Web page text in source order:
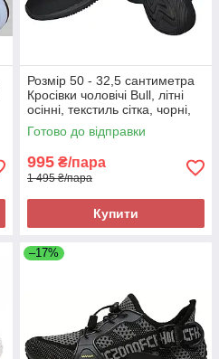
Розмір 50 - 32,5 сантиметра
Кросівки чоловічі Bull, літні
осінні, текстиль сітка, чорні,
на підошві з піни, легкі і
зручні
Готово до відправки
995 ₴/пара
1 495 ₴/пара
Купити
–17%